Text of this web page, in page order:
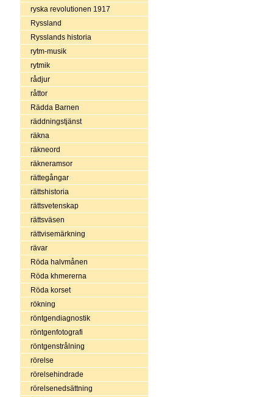
ryska revolutionen 1917
Ryssland
Rysslands historia
rytm-musik
rytmik
rådjur
råttor
Rädda Barnen
räddningstjänst
räkna
räkneord
räkneramsor
rättegångar
rättshistoria
rättsvetenskap
rättsväsen
rättvisemärkning
rävar
Röda halvmånen
Röda khmererna
Röda korset
rökning
röntgendiagnostik
röntgenfotografi
röntgenstrålning
rörelse
rörelsehindrade
rörelsenedsättning